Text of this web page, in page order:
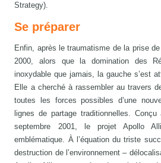
Strategy).
Se préparer
Enfin, après le traumatisme de la prise
2000, alors que la domination des
inoxydable que jamais, la gauche s’est
Elle a cherché à rassembler au travers
toutes les forces possibles d’une
lignes de partage traditionnelles.
septembre 2001, le projet Apollo
emblématique. À l’équation du triste
destruction de l’environnement –